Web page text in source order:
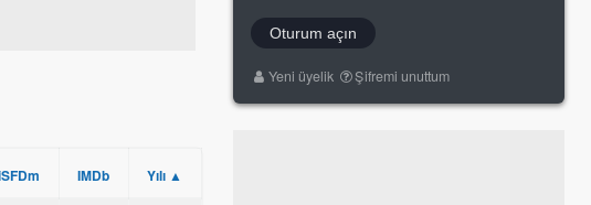
IMDb Yılı ▲
Oturum açın
Yeni üyelik Şifremi unuttum